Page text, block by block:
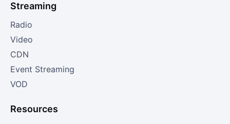
Streaming
Radio
Video
CDN
Event Streaming
VOD
Resources